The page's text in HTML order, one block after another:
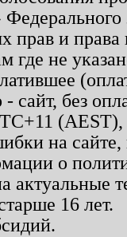
прав и
где не
сайт, без
на
о
актуальные
16 лет.